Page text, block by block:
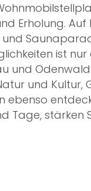
Erholung.
ist
und
ebenso
Tage,